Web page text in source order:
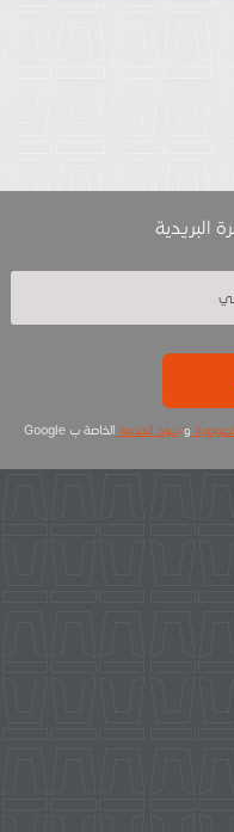
البريدية
وبنود الخدمة
الخاصة ب Google